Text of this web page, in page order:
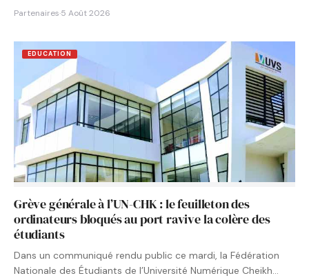
Partenaires·5 Août 2026
EDUCATION
Grève générale à l’UN-CHK : le feuilleton des
ordinateurs bloqués au port ravive la colère des
étudiants
Dans un communiqué rendu public ce mardi, la Fédération
Nationale des Étudiants de l’Université Numérique Cheikh